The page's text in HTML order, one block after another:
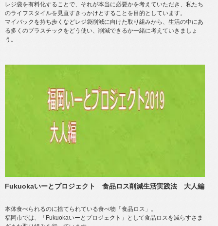
レジ袋を有料化することで、それが本当に必要かを考えていただき、私たち
のライフスタイルを見直すきっかけとすることを目的としています。
マイバックを持ち歩くなどレジ袋削減に向けた取り組みから、生活の中にあ
る多くのプラスチックをどう使い、削減できるか一緒に考えていきましょ
う。
Fukuokaいーとプロジェクト 食品ロス削減生活実践法 大人編
本体食べられるのに捨てられている食べ物「食品ロス」。
福岡市では、「Fukuokaいーとプロジェクト」として食品ロスを減らすさま